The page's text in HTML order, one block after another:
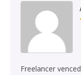
Freelancer